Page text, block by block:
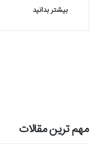
بیشتر بدانید
مهم ترین مقالات